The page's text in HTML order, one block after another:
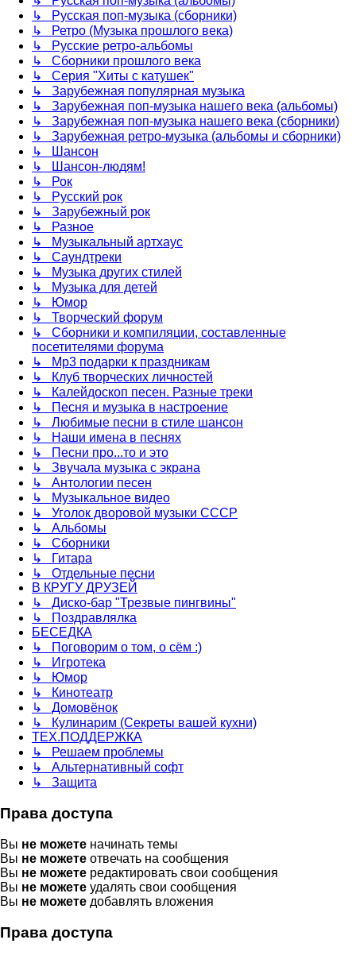
↳ Русская поп-музыка (сборники)
↳ Ретро (Музыка прошлого века)
↳ Русские ретро-альбомы
↳ Сборники прошлого века
↳ Серия "Хиты с катушек"
↳ Зарубежная популярная музыка
↳ Зарубежная поп-музыка нашего века (альбомы)
↳ Зарубежная поп-музыка нашего века (сборники)
↳ Зарубежная ретро-музыка (альбомы и сборники)
↳ Шансон
↳ Шансон-людям!
↳ Рок
↳ Русский рок
↳ Зарубежный рок
↳ Разное
↳ Музыкальный артхаус
↳ Саундтреки
↳ Музыка других стилей
↳ Музыка для детей
↳ Юмор
↳ Творческий форум
↳ Сборники и компиляции, составленные
посетителями форума
↳ Mp3 подарки к праздникам
↳ Клуб творческих личностей
↳ Калейдоскоп песен. Разные треки
↳ Песня и музыка в настроение
↳ Любимые песни в стиле шансон
↳ Наши имена в песнях
↳ Песни про...то и это
↳ Звучала музыка с экрана
↳ Антологии песен
↳ Музыкальное видео
↳ Уголок дворовой музыки СССР
↳ Альбомы
↳ Сборники
↳ Гитара
↳ Отдельные песни
В КРУГУ ДРУЗЕЙ
↳ Диско-бар "Трезвые пингвины"
↳ Поздравлялка
БЕСЕДКА
↳ Поговорим о том, о сём :)
↳ Игротека
↳ Юмор
↳ Кинотеатр
↳ Домовёнок
↳ Кулинарим (Секреты вашей кухни)
ТЕХ.ПОДДЕРЖКА
↳ Решаем проблемы
↳ Альтернативный софт
↳ Защита
Права доступа
Вы не можете начинать темы
Вы не можете отвечать на сообщения
Вы не можете редактировать свои сообщения
Вы не можете удалять свои сообщения
Вы не можете добавлять вложения
Права доступа